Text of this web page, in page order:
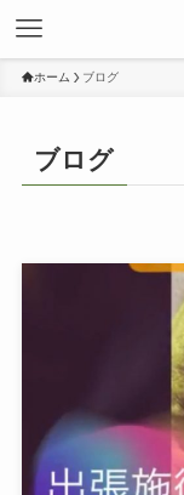
ホーム ブログ
ブログ